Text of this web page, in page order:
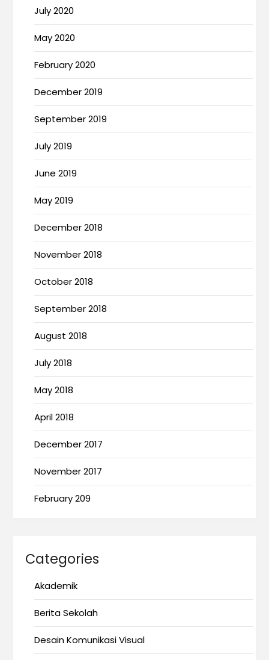
July 2020
May 2020
February 2020
December 2019
September 2019
July 2019
June 2019
May 2019
December 2018
November 2018
October 2018
September 2018
August 2018
July 2018
May 2018
April 2018
December 2017
November 2017
February 209
Categories
Akademik
Berita Sekolah
Desain Komunikasi Visual